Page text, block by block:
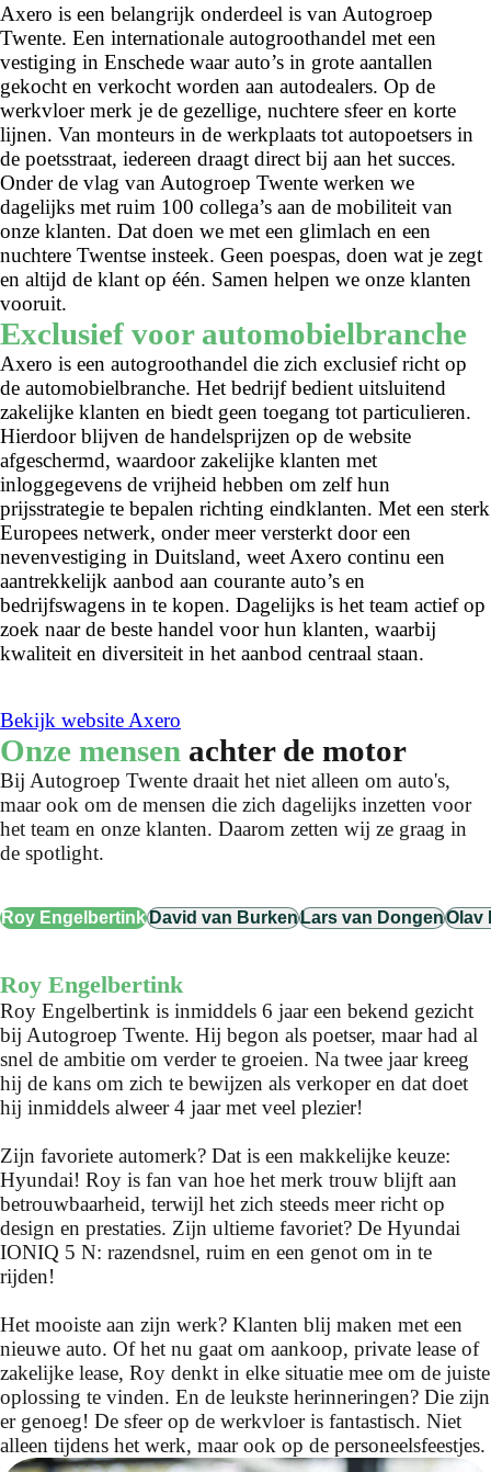
Axero is een belangrijk onderdeel is van Autogroep
Twente. Een internationale autogroothandel met een
vestiging in Enschede waar auto’s in grote aantallen
gekocht en verkocht worden aan autodealers. Op de
werkvloer merk je de gezellige, nuchtere sfeer en korte
lijnen. Van monteurs in de werkplaats tot autopoetsers in
de poetsstraat, iedereen draagt direct bij aan het succes.
Onder de vlag van Autogroep Twente werken we
dagelijks met ruim 100 collega’s aan de mobiliteit van
onze klanten. Dat doen we met een glimlach en een
nuchtere Twentse insteek. Geen poespas, doen wat je zegt
en altijd de klant op één. Samen helpen we onze klanten
vooruit.
Exclusief voor automobielbranche
Axero is een autogroothandel die zich exclusief richt op
de automobielbranche. Het bedrijf bedient uitsluitend
zakelijke klanten en biedt geen toegang tot particulieren.
Hierdoor blijven de handelsprijzen op de website
afgeschermd, waardoor zakelijke klanten met
inloggegevens de vrijheid hebben om zelf hun
prijsstrategie te bepalen richting eindklanten. Met een sterk
Europees netwerk, onder meer versterkt door een
nevenvestiging in Duitsland, weet Axero continu een
aantrekkelijk aanbod aan courante auto’s en
bedrijfswagens in te kopen. Dagelijks is het team actief op
zoek naar de beste handel voor hun klanten, waarbij
kwaliteit en diversiteit in het aanbod centraal staan.
Bekijk website Axero
Onze mensen achter de motor
Bij Autogroep Twente draait het niet alleen om auto's,
maar ook om de mensen die zich dagelijks inzetten voor
het team en onze klanten. Daarom zetten wij ze graag in
de spotlight.
Roy EngelbertinkDavid van BurkenLars van DongenOlav
Roy Engelbertink
Roy Engelbertink is inmiddels 6 jaar een bekend gezicht
bij Autogroep Twente. Hij begon als poetser, maar had al
snel de ambitie om verder te groeien. Na twee jaar kreeg
hij de kans om zich te bewijzen als verkoper en dat doet
hij inmiddels alweer 4 jaar met veel plezier!
Zijn favoriete automerk? Dat is een makkelijke keuze:
Hyundai! Roy is fan van hoe het merk trouw blijft aan
betrouwbaarheid, terwijl het zich steeds meer richt op
design en prestaties. Zijn ultieme favoriet? De Hyundai
IONIQ 5 N: razendsnel, ruim en een genot om in te
rijden!
Het mooiste aan zijn werk? Klanten blij maken met een
nieuwe auto. Of het nu gaat om aankoop, private lease of
zakelijke lease, Roy denkt in elke situatie mee om de juiste
oplossing te vinden. En de leukste herinneringen? Die zijn
er genoeg! De sfeer op de werkvloer is fantastisch. Niet
alleen tijdens het werk, maar ook op de personeelsfeestjes.